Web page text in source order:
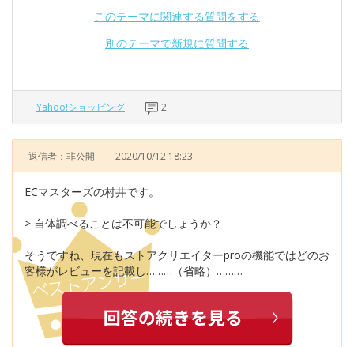
このテーマに関連する質問をする
別のテーマで新規に質問する
Yahoo!ショッピング 2
返信者：非公開 2020/10/12 18:23
ECマスターズの村井です。
> 自体調べることは不可能でしょうか？
そうですね、現在もストアクリエイターproの機能ではどのお
客様がレビューを記載し………（省略）………